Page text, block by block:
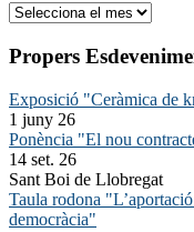
Arxiu
Propers
Exposició "Ceràmica de
1 juny 26
Ponència "El nou
14 set. 26
Sant Boi de Llobregat
Taula rodona
democràcia"